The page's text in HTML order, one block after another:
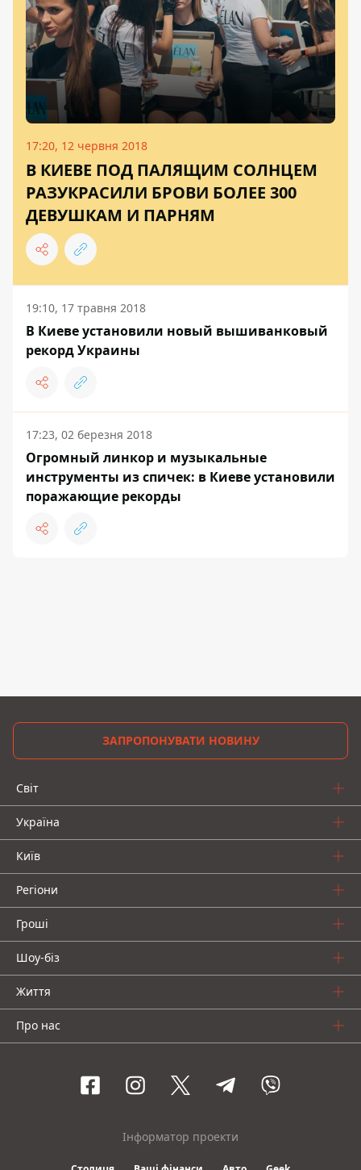
17:20, 12 червня 2018
В КИЕВЕ ПОД ПАЛЯЩИМ СОЛНЦЕМ
РАЗУКРАСИЛИ БРОВИ БОЛЕЕ 300
ДЕВУШКАМ И ПАРНЯМ
19:10, 17 травня 2018
В Киеве установили новый вышиванковый
рекорд Украины
17:23, 02 березня 2018
Огромный линкор и музыкальные
инструменты из спичек: в Киеве установили
поражающие рекорды
ЗАПРОПОНУВАТИ НОВИНУ
Світ
Україна
Київ
Регіони
Гроші
Шоу-біз
Життя
Про нас
Інформатор проекти